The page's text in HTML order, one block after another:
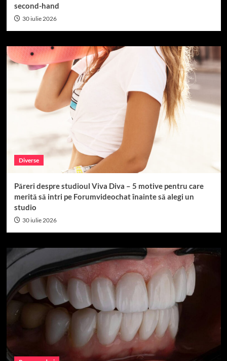
second-hand
30 iulie 2026
Diverse
Păreri despre studioul Viva Diva – 5 motive pentru care
merită să intri pe Forumvideochat înainte să alegi un
studio
30 iulie 2026